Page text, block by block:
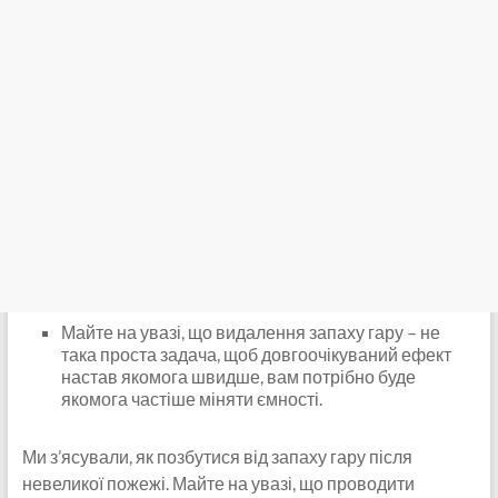
Майте на увазі, що видалення запаху гару – не
така проста задача, щоб довгоочікуваний ефект
настав якомога швидше, вам потрібно буде
якомога частіше міняти ємності.
Ми з’ясували, як позбутися від запаху гару після
невеликої пожежі. Майте на увазі, що проводити